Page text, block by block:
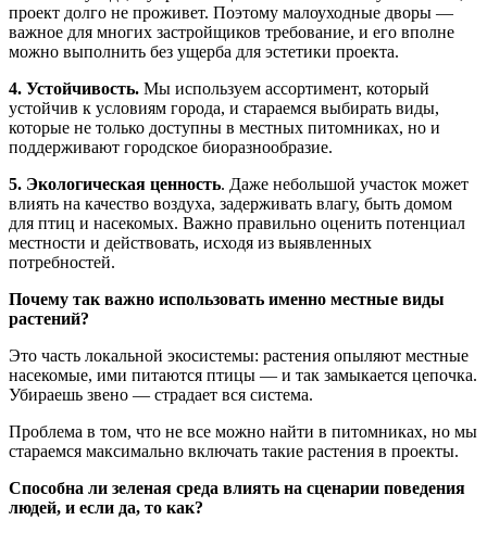
проект долго не проживет. Поэтому малоуходные дворы —
важное для многих застройщиков требование, и его вполне
можно выполнить без ущерба для эстетики проекта.
4. Устойчивость. Мы используем ассортимент, который
устойчив к условиям города, и стараемся выбирать виды,
которые не только доступны в местных питомниках, но и
поддерживают городское биоразнообразие.
5. Экологическая ценность. Даже небольшой участок может
влиять на качество воздуха, задерживать влагу, быть домом
для птиц и насекомых. Важно правильно оценить потенциал
местности и действовать, исходя из выявленных
потребностей.
Почему так важно использовать именно местные виды
растений?
Это часть локальной экосистемы: растения опыляют местные
насекомые, ими питаются птицы — и так замыкается цепочка.
Убираешь звено — страдает вся система.
Проблема в том, что не все можно найти в питомниках, но мы
стараемся максимально включать такие растения в проекты.
Способна ли зеленая среда влиять на сценарии поведения
людей, и если да, то как?